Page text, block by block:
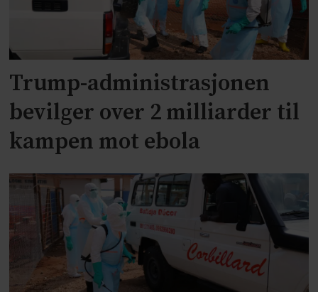
Trump-administrasjonen
bevilger over 2 milliarder til
kampen mot ebola